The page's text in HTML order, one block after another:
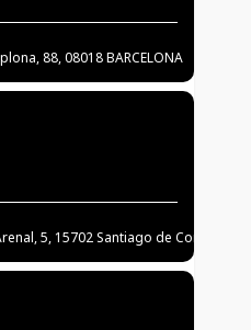
88, 08018 BARCELONA
5, 15702 Santiago de